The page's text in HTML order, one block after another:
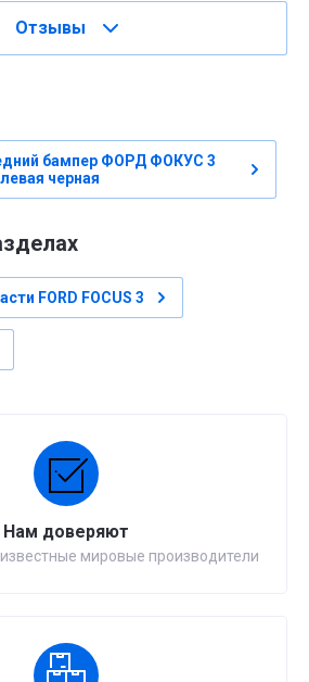
Отзывы
бампер ФОРД ФОКУС 3
левая черная
FORD FOCUS 3
Нам доверяют
мировые производители